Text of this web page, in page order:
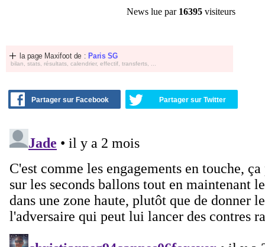
News lue par 16395 visiteurs
la page Maxifoot de : Paris SG
bilan, stats, résultats, calendrier, effectif, transferts, ...
Partager sur Facebook Partager sur Twitter